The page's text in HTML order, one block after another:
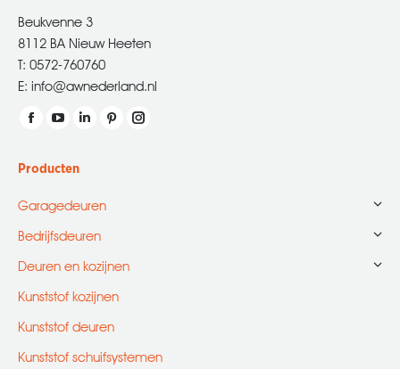
Beukvenne 3
8112 BA Nieuw Heeten
T: 0572-760760
E: info@awnederland.nl
Vind ons op:
opens
window
opens
Producten
Garagedeuren
Bedrijfsdeuren
Deuren en kozijnen
Kunststof kozijnen
Kunststof deuren
Kunststof schuifsystemen